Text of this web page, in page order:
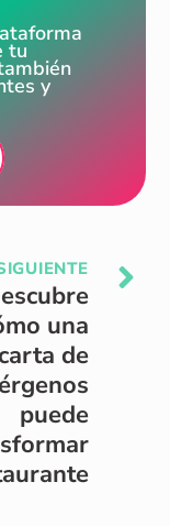
tu
y
una
de
puede